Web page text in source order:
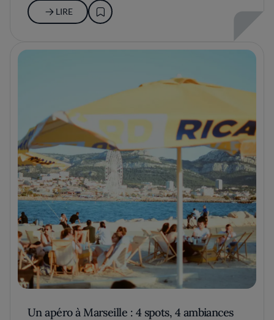
LIRE
Un apéro à Marseille : 4 spots, 4 ambiances